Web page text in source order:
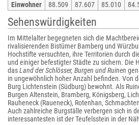
Einwohner
88.509 87.607 85.010
Sehenswürdigkeiten
Im Mittelalter begegneten sich die
rivalisierenden Bistümer Bamberg und
Hochstifte versuchten, ihre Territorien durch
und einiger befestigter Städte zu sichern. Die
dasLand der Schlösser, Burgen und Ruinen
in ungewöhnlich hoher Anzahl befinden. Von
Burg Lichtenstein (Südburg) bewohnt. Als
Burgen Altenstein, Bramberg, Königsberg,
Rauheneck (Raueneck), Rotenhan,
Auch zahlreiche Burgställe verbergen sich in
interessantesten ist der Teufelsstein in der